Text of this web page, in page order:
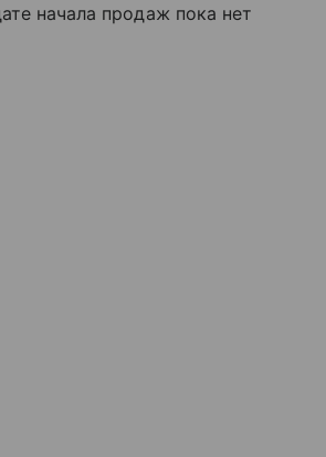
начала продаж пока нет